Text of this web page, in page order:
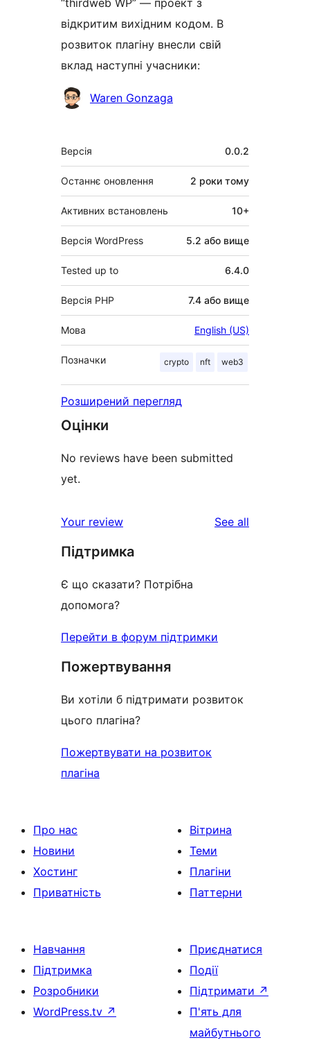
відкритим вихідним кодом. В
розвиток плагіну внесли свій
вклад наступні учасники:
УчасникиWaren Gonzaga
Мета
Версія 0.0.2
Останнє оновлення 2 роки тому
Активних встановлень 10+
Версія WordPress 5.2 або вище
Tested up to 6.4.0
Версія PHP 7.4 або вище
Мова English (US)
Позначки crypto nft web3
Розширений перегляд
Оцінки
No reviews have been submitted
yet.
Your review See all
Підтримка
Є що сказати? Потрібна
допомога?
Перейти в форум підтримки
Пожертвування
Ви хотіли б підтримати розвиток
цього плагіна?
Пожертвувати на розвиток
плагіна
Про нас
Новини
Хостинг
Приватність
Вітрина
Теми
Плагіни
Паттерни
Навчання
Підтримка
Розробники
WordPress.tv ↗
Приєднатися
Події
Підтримати ↗
П'ять для
майбутнього